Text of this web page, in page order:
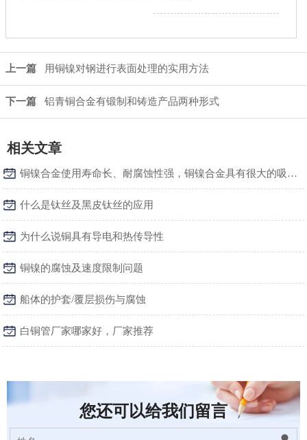
上一篇 用铜镍对钢进行表面处理的实用方法
下一篇 铝青铜合金有锻制和铸造产品两种形式
相关文章
铜镍合金使用寿命长、耐腐蚀性强，铜镍合金具有很大的吸引力
什么是钛丝及黑皮钛丝的应用
为什么说铜具有导电和热传导性
铜镍的腐蚀及速度限制问题
船体的护套/覆层损伤与腐蚀
白铜管厂家哪家好，厂家推荐
您还可以给我们留言